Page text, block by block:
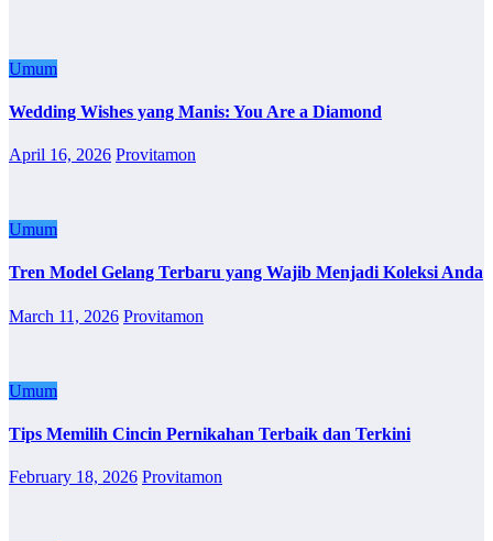
Umum
Wedding Wishes yang Manis: You Are a Diamond
April 16, 2026 Provitamon
Umum
Tren Model Gelang Terbaru yang Wajib Menjadi Koleksi Anda
March 11, 2026 Provitamon
Umum
Tips Memilih Cincin Pernikahan Terbaik dan Terkini
February 18, 2026 Provitamon